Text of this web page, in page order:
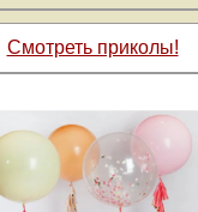
Смотреть приколы!